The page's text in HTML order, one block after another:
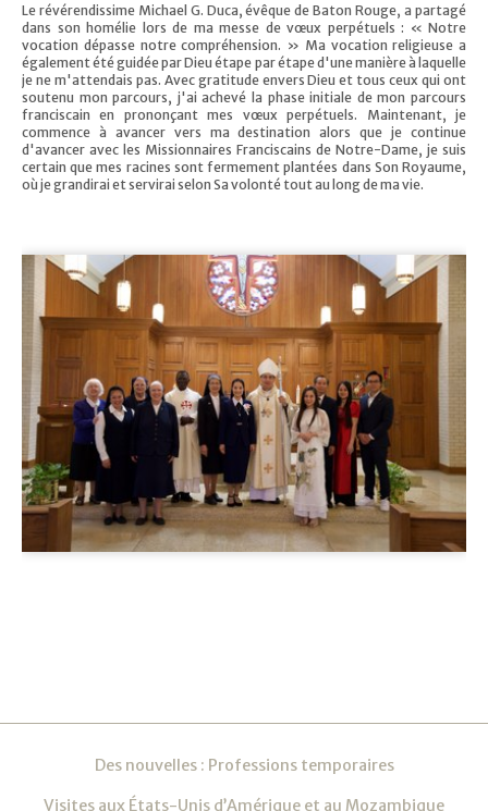
Le révérendissime Michael G. Duca, évêque de Baton Rouge, a partagé
dans son homélie lors de ma messe de vœux perpétuels : « Notre
vocation dépasse notre compréhension. » Ma vocation religieuse a
également été guidée par Dieu étape par étape d'une manière à laquelle
je ne m'attendais pas. Avec gratitude envers Dieu et tous ceux qui ont
soutenu mon parcours, j'ai achevé la phase initiale de mon parcours
franciscain en prononçant mes vœux perpétuels. Maintenant, je
commence à avancer vers ma destination alors que je continue
d'avancer avec les Missionnaires Franciscains de Notre-Dame, je suis
certain que mes racines sont fermement plantées dans Son Royaume,
où je grandirai et servirai selon Sa volonté tout au long de ma vie.
Navigation
Des nouvelles : Professions temporaires
Visites aux États-Unis d’Amérique et au Mozambique